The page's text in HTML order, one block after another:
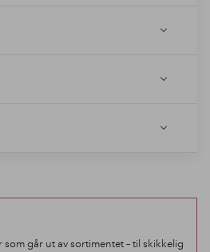
går ut av sortimentet – til skikkelig